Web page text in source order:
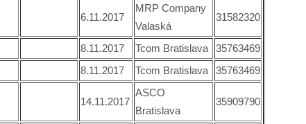
6.11.2017
MRP Company
Valaská
31582320
8.11.2017 Tcom Bratislava
35763469
8.11.2017 Tcom Bratislava 35763469
14.11.2017
ASCO
Bratislava
35909790